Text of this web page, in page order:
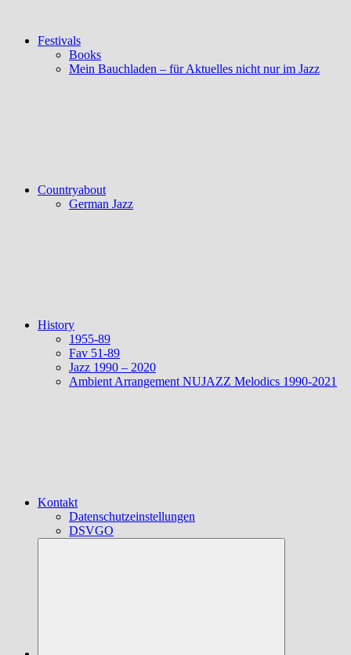
Festivals
Books
Mein Bauchladen – für Aktuelles nicht nur im Jazz
Countryabout
German Jazz
History
1955-89
Fav 51-89
Jazz 1990 – 2020
Ambient Arrangement NUJAZZ Melodics 1990-2021
Kontakt
Datenschutzeinstellungen
DSVGO